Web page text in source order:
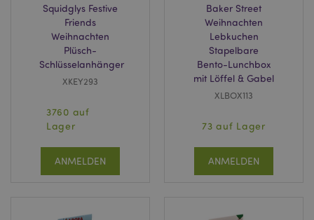
Squidglys Festive
Friends
Weihnachten
Plüsch-
Schlüsselanhänger
XKEY293
3760 auf
Lager
ANMELDEN
Baker Street
Weihnachten
Lebkuchen
Stapelbare
Bento-Lunchbox
mit Löffel & Gabel
XLBOX113
73 auf Lager
ANMELDEN